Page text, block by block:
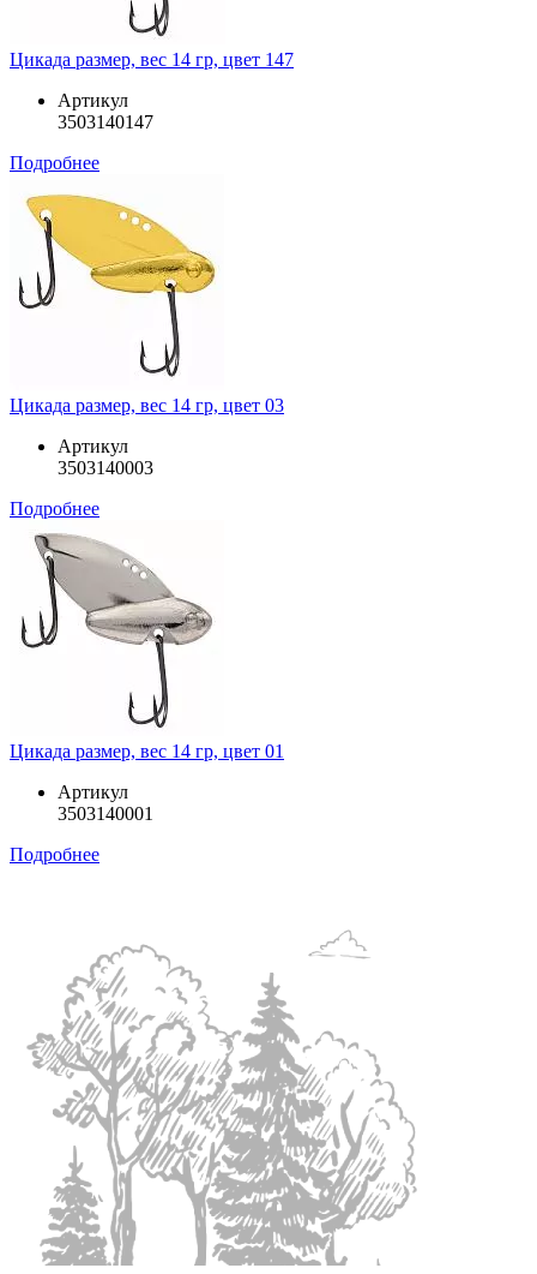
Цикада размер, вес 14 гр, цвет 147
Артикул
3503140147
Подробнее
Цикада размер, вес 14 гр, цвет 03
Артикул
3503140003
Подробнее
Цикада размер, вес 14 гр, цвет 01
Артикул
3503140001
Подробнее